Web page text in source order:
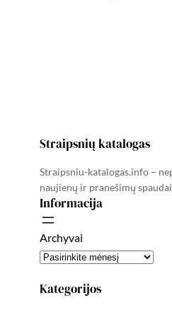
Straipsnių katalogas
Straipsniu-katalogas.info –
naujienų ir pranešimų
Informacija
Archyvai
Kategorijos